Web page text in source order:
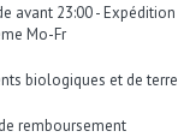
avant 23:00 - Expédition
Mo-Fr
biologiques et de terre
remboursement